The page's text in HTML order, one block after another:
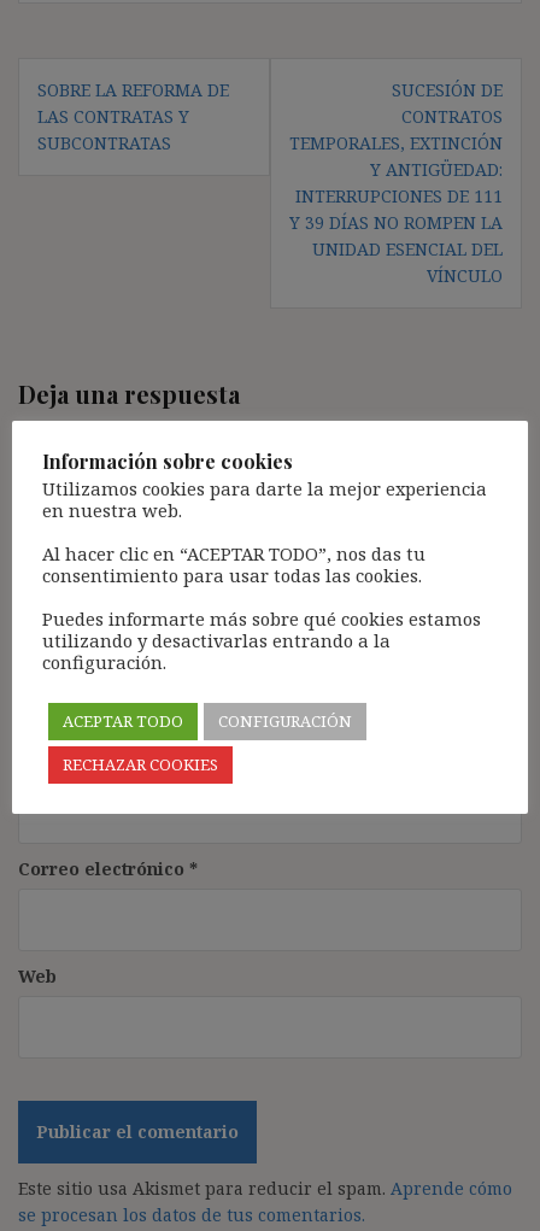
de
entradas
SOBRE LA REFORMA DE
LAS CONTRATAS Y
SUBCONTRATAS
SUCESIÓN DE
CONTRATOS
TEMPORALES, EXTINCIÓN
Y ANTIGÜEDAD:
INTERRUPCIONES DE 111
Y 39 DÍAS NO ROMPEN LA
UNIDAD ESENCIAL DEL
VÍNCULO
Deja una respuesta
campos obligatorios están marcados con
Comentario*
Nombre*
Correo electrónico *
Web
Este sitio usa Akismet para reducir el spam. Aprende cómo
se procesan los datos de tus comentarios.
Información sobre cookies
Utilizamos cookies para darte la mejor experiencia
en nuestra web.
Al hacer clic en “ACEPTAR TODO”, nos das tu
consentimiento para usar todas las cookies.
Puedes informarte más sobre qué cookies estamos
utilizando y desactivarlas entrando a la
configuración.
ACEPTAR TODO
CONFIGURACIÓN
RECHAZAR COOKIES